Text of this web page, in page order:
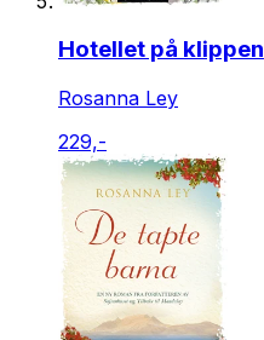
Hotellet på klippen
Rosanna Ley
229,-